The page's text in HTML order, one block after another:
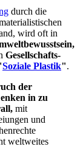
durch die
wird oft in
Gesellschafts-
Soziale Plastik".
der
in zu
mit
und
weltweites